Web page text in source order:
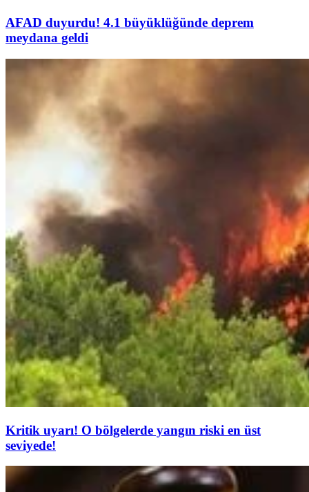
AFAD duyurdu! 4.1 büyüklüğünde deprem
meydana geldi
Kritik uyarı! O bölgelerde yangın riski en üst
seviyede!